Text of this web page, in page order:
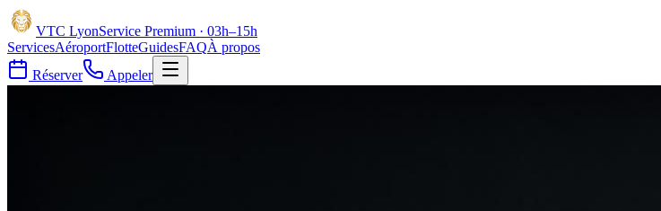
VTC LyonService Premium · 03h–15h
ServicesAéroportFlotteGuidesFAQÀ propos
Réserver
Appeler